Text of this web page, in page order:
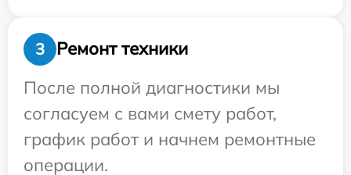
3
Ремонт техники
После полной диагностики мы
согласуем с вами смету работ,
график работ и начнем ремонтные
операции.